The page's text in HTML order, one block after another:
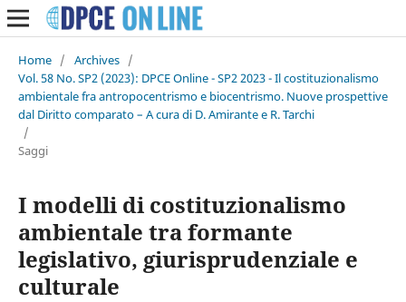
Home / Archives /
Vol. 58 No. SP2 (2023): DPCE Online - SP2 2023 - Il costituzionalismo
ambientale fra antropocentrismo e biocentrismo. Nuove prospettive
dal Diritto comparato – A cura di D. Amirante e R. Tarchi
/
Saggi
I modelli di costituzionalismo
ambientale tra formante
legislativo, giurisprudenziale e
culturale